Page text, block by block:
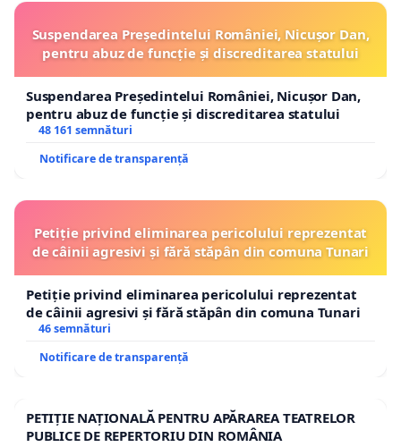
Suspendarea Președintelui României, Nicușor Dan,
pentru abuz de funcție și discreditarea statului
Suspendarea Președintelui României, Nicușor Dan,
pentru abuz de funcție și discreditarea statului
48 161 semnături
Notificare de transparență
Petiție privind eliminarea pericolului reprezentat
de câinii agresivi și fără stăpân din comuna Tunari
Petiție privind eliminarea pericolului reprezentat
de câinii agresivi și fără stăpân din comuna Tunari
46 semnături
Notificare de transparență
PETIȚIE NAȚIONALĂ PENTRU APĂRAREA TEATRELOR
PUBLICE DE REPERTORIU DIN ROMÂNIA